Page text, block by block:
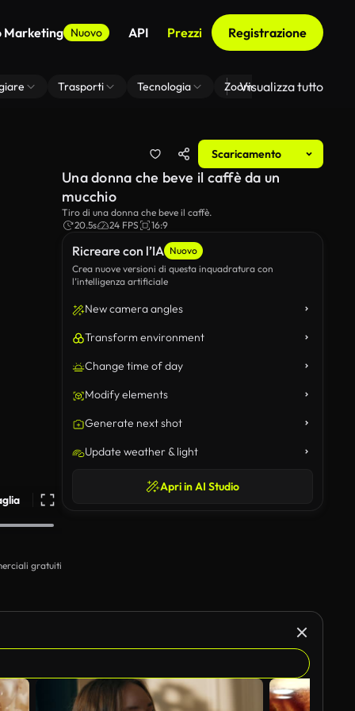
Marketing Nuovo API Prezzi Registrazione
Trasporti Tecnologia Zoom Di Sfondo Virtuale
Visualizza tutto
Scaricamento
gratuiti
Ricreare con l’IA Nuovo
Crea nuove versioni di questa inquadratura con
l’intelligenza artificiale
New camera angles
Transform environment
Change time of day
Modify elements
Generate next shot
Update weather & light
Apri in AI Studio
Una donna che beve il caffè da un
mucchio
Tiro di una donna che beve il caffè.
20.5s
24 FPS 16:9